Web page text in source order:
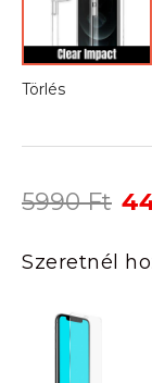
Törlés
5990Ft
Szeretnél